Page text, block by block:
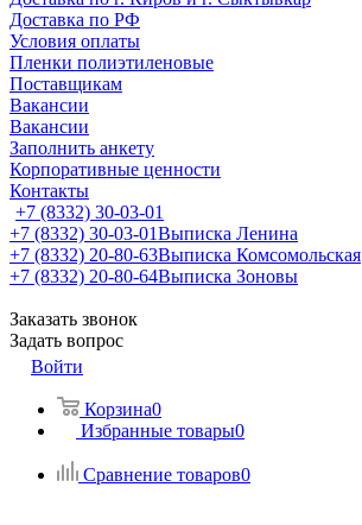
Доставка по РФ
Условия оплаты
Пленки полиэтиленовые
Поставщикам
Вакансии
Вакансии
Заполнить анкету
Корпоративные ценности
Контакты
+7 (8332) 30-03-01
+7 (8332) 30-03-01Выписка Ленина
+7 (8332) 20-80-63Выписка Комсомольская
+7 (8332) 20-80-64Выписка Зоновы
Заказать звонок
Задать вопрос
Войти
Корзина0
Избранные товары0
Сравнение товаров0